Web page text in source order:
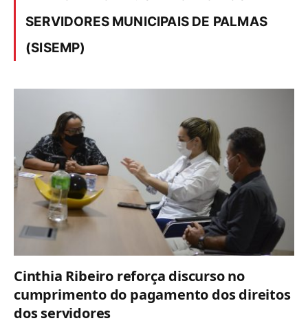
SERVIDORES MUNICIPAIS DE PALMAS
(SISEMP)
Cinthia Ribeiro reforça discurso no
cumprimento do pagamento dos direitos
dos servidores